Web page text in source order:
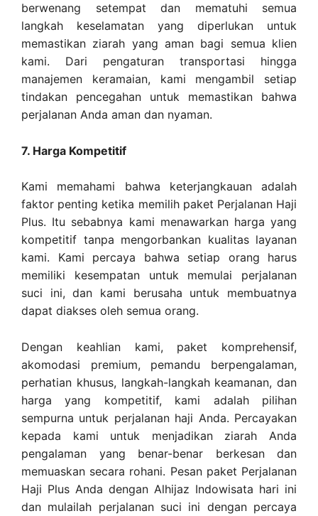
berwenang setempat dan mematuhi semua
langkah keselamatan yang diperlukan untuk
memastikan ziarah yang aman bagi semua klien
kami. Dari pengaturan transportasi hingga
manajemen keramaian, kami mengambil setiap
tindakan pencegahan untuk memastikan bahwa
perjalanan Anda aman dan nyaman.
7. Harga Kompetitif
Kami memahami bahwa keterjangkauan adalah
faktor penting ketika memilih paket Perjalanan Haji
Plus. Itu sebabnya kami menawarkan harga yang
kompetitif tanpa mengorbankan kualitas layanan
kami. Kami percaya bahwa setiap orang harus
memiliki kesempatan untuk memulai perjalanan
suci ini, dan kami berusaha untuk membuatnya
dapat diakses oleh semua orang.
Dengan keahlian kami, paket komprehensif,
akomodasi premium, pemandu berpengalaman,
perhatian khusus, langkah-langkah keamanan, dan
harga yang kompetitif, kami adalah pilihan
sempurna untuk perjalanan haji Anda. Percayakan
kepada kami untuk menjadikan ziarah Anda
pengalaman yang benar-benar berkesan dan
memuaskan secara rohani. Pesan paket Perjalanan
Haji Plus Anda dengan Alhijaz Indowisata hari ini
dan mulailah perjalanan suci ini dengan percaya